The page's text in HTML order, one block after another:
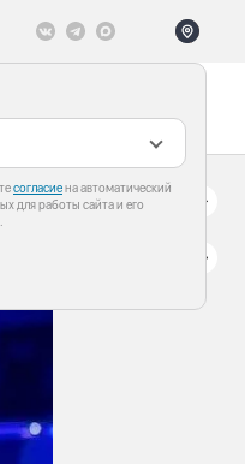
согласиена автоматический
для работы сайта и его